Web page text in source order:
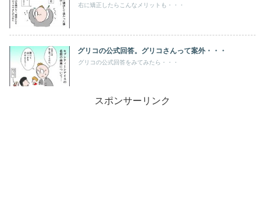
右に矯正したらこんなメリットも・・・
グリコの公式回答。グリコさんって案外・・・
グリコの公式回答をみてみたら・・・
スポンサーリンク